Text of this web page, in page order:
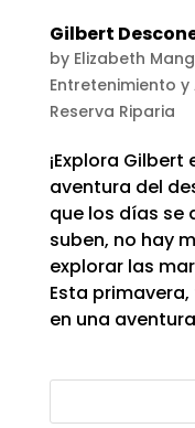
Gilbert
by Elizabeth
Entretenimiento
Reserva Riparia
¡Explora
aventura del
que los días se
suben, no hay
explorar las
Esta
en una